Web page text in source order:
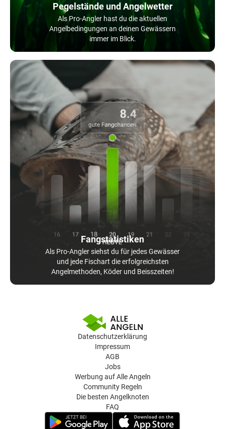
Pegelstände und Angelwetter
Als Pro-Angler hast du die aktuellen
Angelbedingungen an deinen Gewässern
immer im Blick.
Fangstatistiken
Als Pro-Angler siehst du für jedes Gewässer
und jede Fischart die erfolgreichsten
Angelmethoden, Köder und Beisszeiten!
Datenschutzerklärung
Impressum
AGB
Jobs
Werbung auf Alle Angeln
Community Regeln
Die besten Angelknoten
FAQ